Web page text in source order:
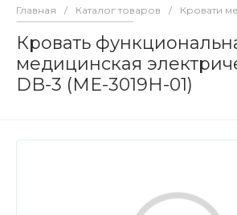
Главная / Каталог товаров / Кровати
Кровать
медицинская
DB-3 (ME-3019H-01)